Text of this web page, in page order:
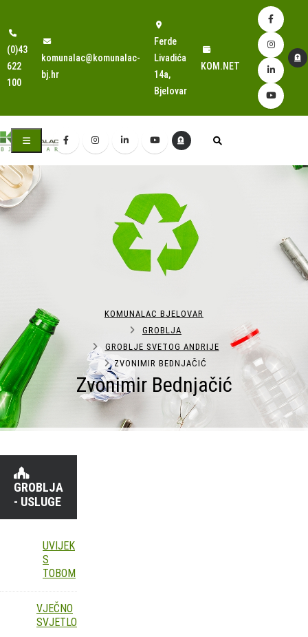
(0)43
622
100
komunalac@komunalac-
bj.hr
Ferde
Livadića
14a,
Bjelovar
KOM.NET
Zvonimir Bednjačić
KOMUNALAC BJELOVAR
GROBLJA
GROBLJE SVETOG ANDRIJE
ZVONIMIR BEDNJAČIĆ
GROBLJA
- USLUGE
UVIJEK
S
TOBOM
VJEČNO
SVJETLO